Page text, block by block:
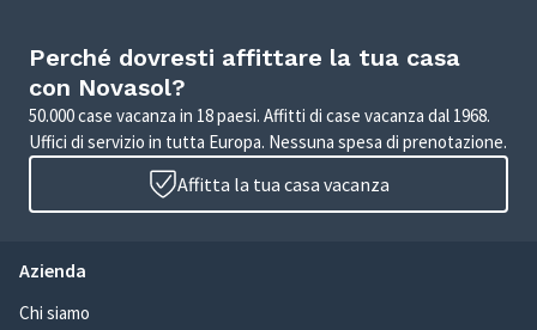
Perché dovresti affittare la tua casa
con Novasol?
50.000 case vacanza in 18 paesi. Affitti di case vacanza dal 1968.
Uffici di servizio in tutta Europa. Nessuna spesa di prenotazione.
Affitta la tua casa vacanza
Azienda
Chi siamo